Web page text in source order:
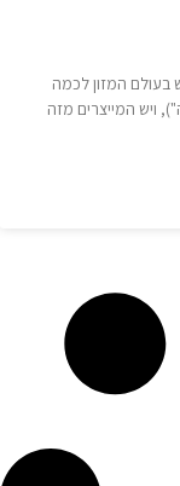
בעולם המזון לכמה
ויש המייצרים מזה